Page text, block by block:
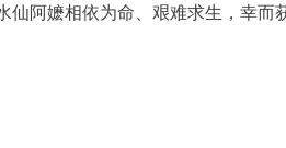
阿嬷相依为命、艰难求生，幸而